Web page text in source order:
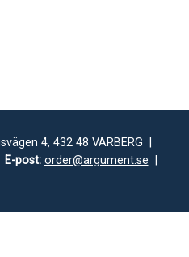
4, 432 48 VARBERG |
E-post: order@argument.se